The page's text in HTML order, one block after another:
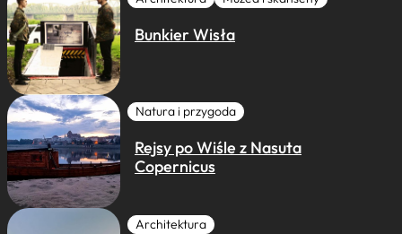
Bunkier Wisła
Natura i przygoda
Rejsy po Wiśle z Nasuta
Copernicus
Architektura